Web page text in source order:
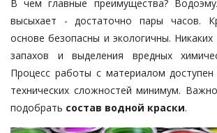
В чем главные преимущества?
высыхает - достаточно пары часов.
основе безопасны и экологичны. Никаких
запахов и выделения вредных
Процесс работы с материалом
технических сложностей минимум.
подобрать состав водной краски.